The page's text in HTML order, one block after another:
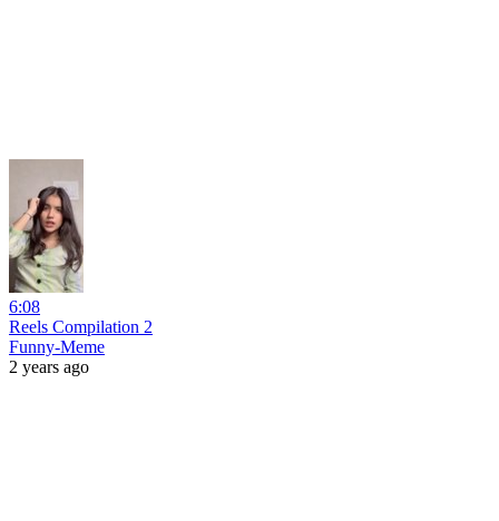
6:08
Reels Compilation 2
Funny-Meme
2 years ago